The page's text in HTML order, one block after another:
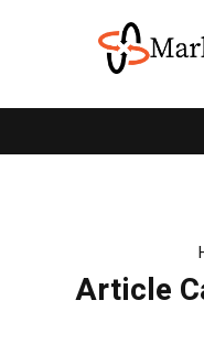
Article